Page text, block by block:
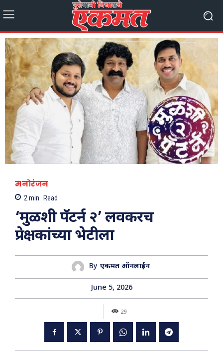
मनोरंजन
2 min. Read
‘मुळशी पॅटर्न २’ लवकरच
प्रेक्षकांच्या भेटीला
By एकमत ऑनलाईन
June 5, 2026
29